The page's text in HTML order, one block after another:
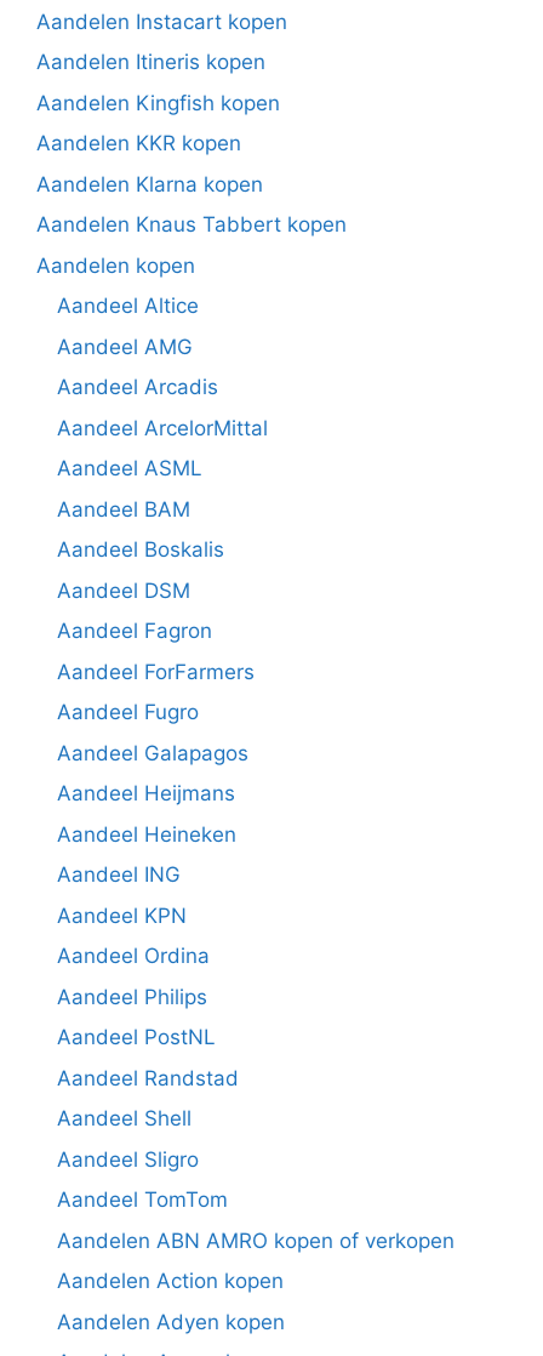
Aandelen Instacart kopen
Aandelen Itineris kopen
Aandelen Kingfish kopen
Aandelen KKR kopen
Aandelen Klarna kopen
Aandelen Knaus Tabbert kopen
Aandelen kopen
Aandeel Altice
Aandeel AMG
Aandeel Arcadis
Aandeel ArcelorMittal
Aandeel ASML
Aandeel BAM
Aandeel Boskalis
Aandeel DSM
Aandeel Fagron
Aandeel ForFarmers
Aandeel Fugro
Aandeel Galapagos
Aandeel Heijmans
Aandeel Heineken
Aandeel ING
Aandeel KPN
Aandeel Ordina
Aandeel Philips
Aandeel PostNL
Aandeel Randstad
Aandeel Shell
Aandeel Sligro
Aandeel TomTom
Aandelen ABN AMRO kopen of verkopen
Aandelen Action kopen
Aandelen Adyen kopen